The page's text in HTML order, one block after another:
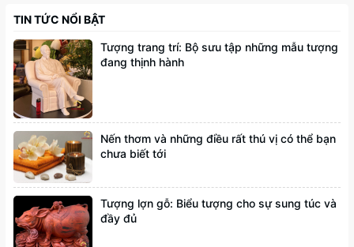
TIN TỨC NỔI BẬT
Tượng trang trí: Bộ sưu tập những mẫu tượng
đang thịnh hành
Nến thơm và những điều rất thú vị có thể bạn
chưa biết tới
Tượng lợn gỗ: Biểu tượng cho sự sung túc và
đầy đủ